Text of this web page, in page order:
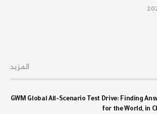
المزيد
GWM Global All-Scenario Test Drive: Finding
for the World, in